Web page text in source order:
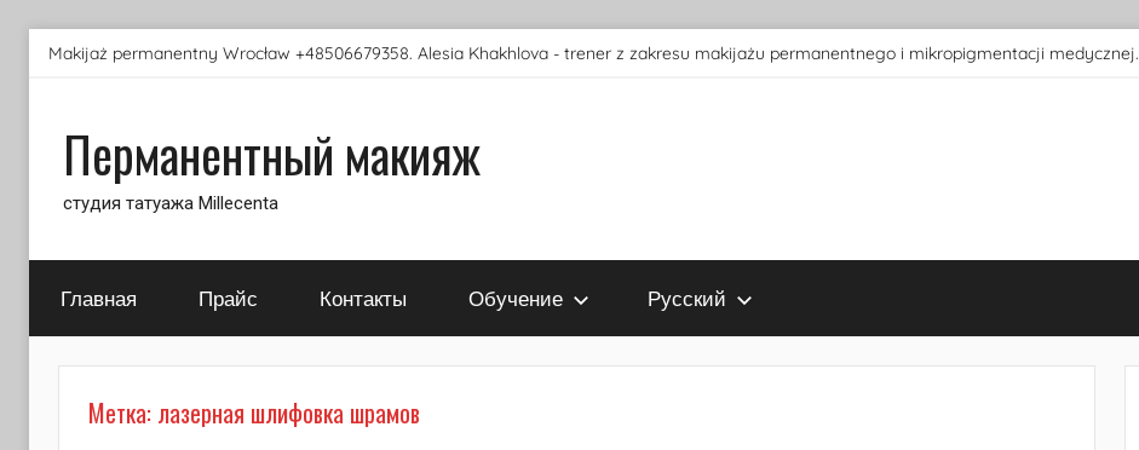
Перейти
Makijaż permanentny Wrocław +48506679358. Alesia Khakhlova - trener z zakresu makijażu permanentnego i mikropigmentacji medycznej.
Перманентный макияж
студия татуажа Millecenta
Главная Прайс Контакты Обучение Русский
Метка: лазерная шлифовка шрамов